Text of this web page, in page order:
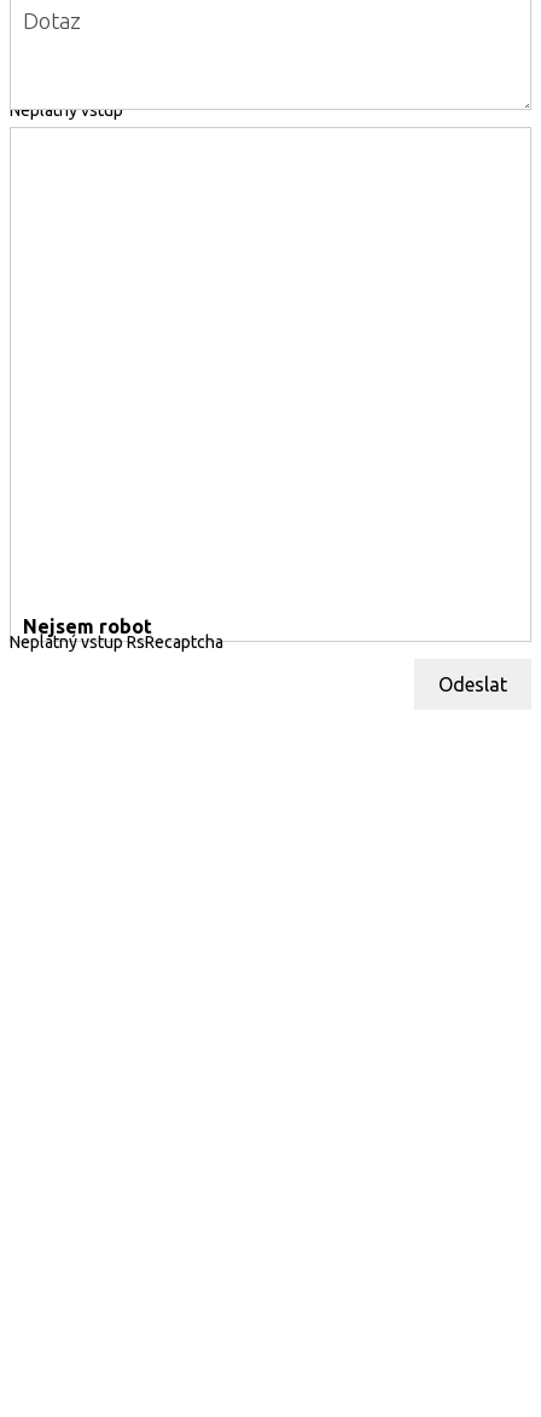
Dotaz
Neplatný vstup
Nejsem robot
Neplatný vstup RsRecaptcha
Odeslat